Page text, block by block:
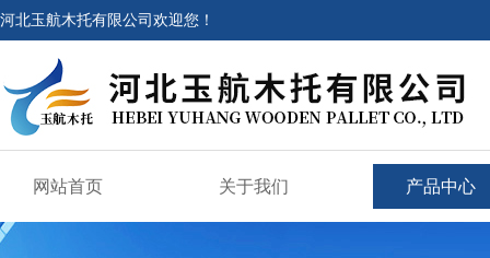
河北玉航木托有限公司欢迎您！
网站首页 关于我们 产品中心